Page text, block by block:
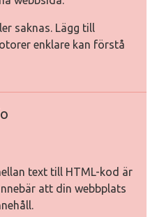
saknas. Lägg till
enklare kan förstå
text till HTML-kod är
att din webbplats